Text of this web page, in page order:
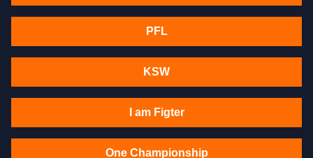
PFL
KSW
I am Figter
One Championship